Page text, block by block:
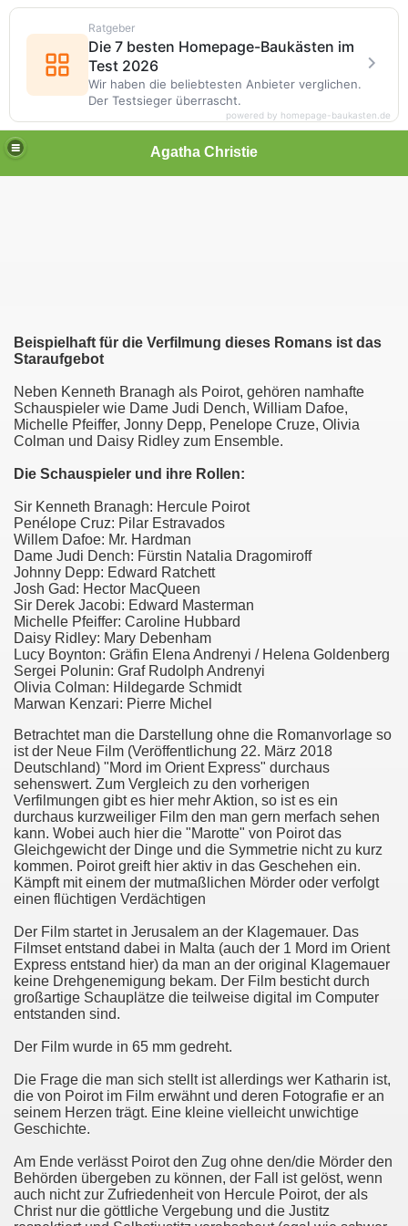
Agatha Christie
Beispielhaft für die Verfilmung dieses Romans ist das
Staraufgebot
Neben Kenneth Branagh als Poirot, gehören namhafte
Schauspieler wie Dame Judi Dench, William Dafoe,
Michelle Pfeiffer, Jonny Depp, Penelope Cruze, Olivia
Colman und Daisy Ridley zum Ensemble.
Die Schauspieler und ihre Rollen:
Sir Kenneth Branagh: Hercule Poirot
Penélope Cruz: Pilar Estravados
Willem Dafoe: Mr. Hardman
Dame Judi Dench: Fürstin Natalia Dragomiroff
Johnny Depp: Edward Ratchett
Josh Gad: Hector MacQueen
Sir Derek Jacobi: Edward Masterman
Michelle Pfeiffer: Caroline Hubbard
Daisy Ridley: Mary Debenham
Lucy Boynton: Gräfin Elena Andrenyi / Helena Goldenberg
Sergei Polunin: Graf Rudolph Andrenyi
Olivia Colman: Hildegarde Schmidt
Marwan Kenzari: Pierre Michel
Betrachtet man die Darstellung ohne die Romanvorlage so
ist der Neue Film (Veröffentlichung 22. März 2018
Deutschland) "Mord im Orient Express" durchaus
sehenswert. Zum Vergleich zu den vorherigen
Verfilmungen gibt es hier mehr Aktion, so ist es ein
durchaus kurzweiliger Film den man gern merfach sehen
kann. Wobei auch hier die "Marotte" von Poirot das
Gleichgewicht der Dinge und die Symmetrie nicht zu kurz
kommen. Poirot greift hier aktiv in das Geschehen ein.
Kämpft mit einem der mutmaßlichen Mörder oder verfolgt
einen flüchtigen Verdächtigen
Der Film startet in Jerusalem an der Klagemauer. Das
Filmset entstand dabei in Malta (auch der 1 Mord im Orient
Express entstand hier) da man an der original Klagemauer
keine Drehgenemigung bekam. Der Film besticht durch
großartige Schauplätze die teilweise digital im Computer
entstanden sind.
Der Film wurde in 65 mm gedreht.
Die Frage die man sich stellt ist allerdings wer Katharin ist,
die von Poirot im Film erwähnt und deren Fotografie er an
seinem Herzen trägt. Eine kleine vielleicht unwichtige
Geschichte.
Am Ende verlässt Poirot den Zug ohne den/die Mörder den
Behörden übergeben zu können, der Fall ist gelöst, wenn
auch nicht zur Zufriedenheit von Hercule Poirot, der als
Christ nur die göttliche Vergebung und die Justitz
Ratgeber
Die 7 besten Homepage-Baukästen im
Test 2026
Wir haben die beliebtesten Anbieter verglichen.
Der Testsieger überrascht.
powered by homepage-baukasten.de